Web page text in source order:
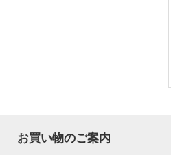
お買い物のご案内